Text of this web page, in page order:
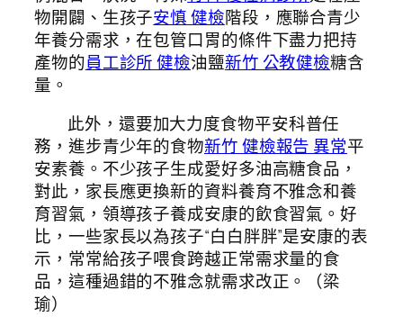
物開闢、生孩子安慎 健檢階段，應聯合青少
年養分需求，在包管口胃的條件下盡力把持
產物的員工診所 健檢油鹽新竹 公教健檢糖含
量。
此外，還要加大力度食物平安科普任
務，進步青少年的食物新竹 健檢報告 異常平
安素養。不少孩子生成愛好多油高糖食品，
對此，家長應更換新的資料養育不雅念和養
育習氣，領導孩子養成安康的飲食習氣。好
比，一些家長以為孩子“白白胖胖”是安康的表
示，常常給孩子喂食跨越正常需求量的食
品，這種過錯的不雅念就需求改正。（梁
瑜）